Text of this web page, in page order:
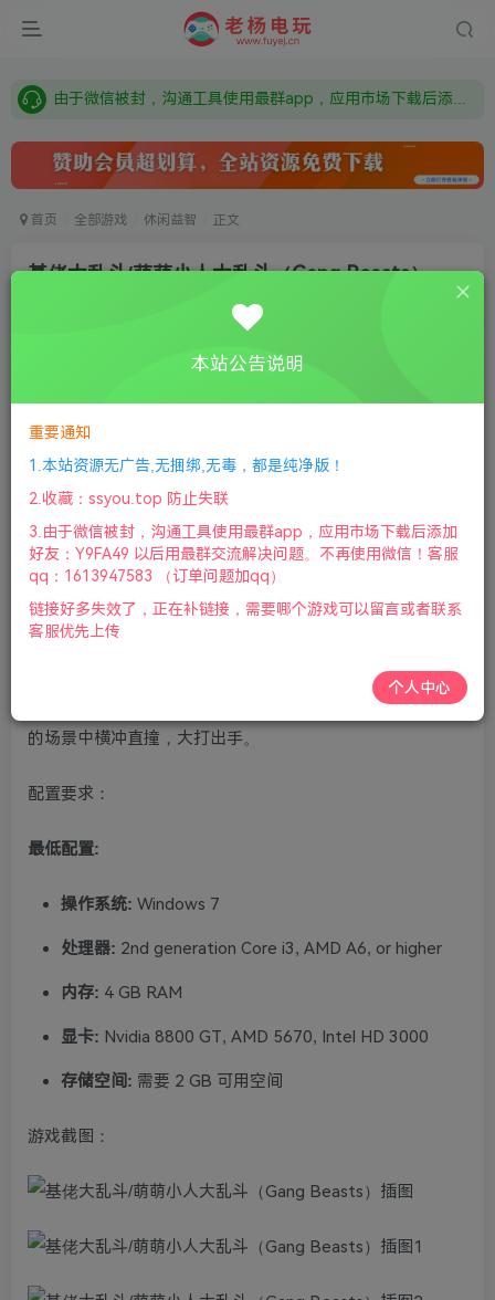
需要什么游戏请联系客服，若链接失效请联系客服，百度网盘边上的激活码也是解压密码
由于微信被封，沟通工具使用最群app，应用市场下载后添加好友：Y9FA49 以后用最群交流解决问题。不再使用微信！
首页 全部游戏 休闲益智 正文
基佬大乱斗/萌萌小人大乱斗（Gang Beasts）
①下载安装教程 ②下载安装视频教程 ③ 游戏运行
版本：v1.24.1360|容量2GB|官方简体中文|支持键盘.鼠标.
手柄|2024年08月25号更新
游戏视频预览：点击查看
游戏介绍：
《萌萌小人大乱斗》是一款蠢萌的多人组队游戏，背景设定
在牛肉城的穷街陋巷中，各色各样的橡胶小人在荒诞而危险
的场景中横冲直撞，大打出手。
配置要求：
最低配置:
操作系统: Windows 7
处理器: 2nd generation Core i3, AMD A6, or higher
内存: 4 GB RAM
显卡: Nvidia 8800 GT, AMD 5670, Intel HD 3000
存储空间: 需要 2 GB 可用空间
游戏截图：
本站公告说明
重要通知
1.本站资源无广告,无捆绑,无毒，都是纯净版！
2.收藏：ssyou.top 防止失联
3.由于微信被封，沟通工具使用最群app，应用市场下载后添加
好友：Y9FA49 以后用最群交流解决问题。不再使用微信！客服
qq：1613947583 （订单问题加qq）
链接好多失效了，正在补链接，需要哪个游戏可以留言或者联系
客服优先上传
个人中心